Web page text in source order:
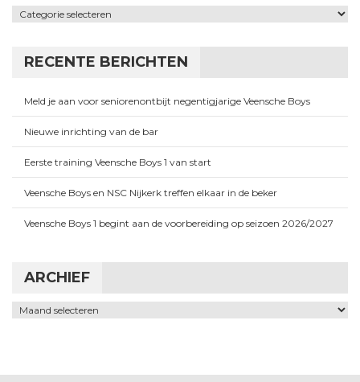
Categorieën
RECENTE BERICHTEN
Meld je aan voor seniorenontbijt negentigjarige Veensche Boys
Nieuwe inrichting van de bar
Eerste training Veensche Boys 1 van start
Veensche Boys en NSC Nijkerk treffen elkaar in de beker
Veensche Boys 1 begint aan de voorbereiding op seizoen 2026/2027
ARCHIEF
Archief